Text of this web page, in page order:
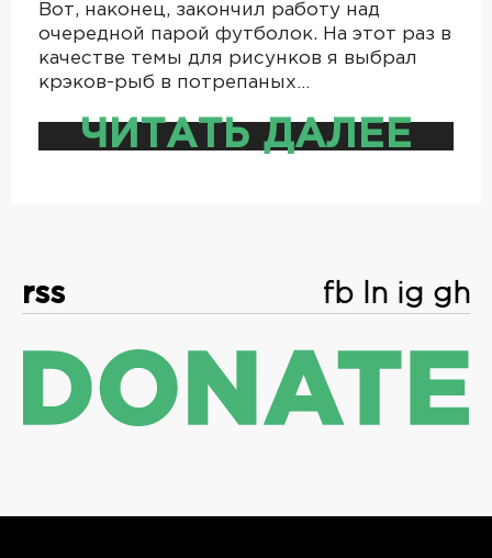
Вот, наконец, закончил работу над
очередной парой футболок. На этот раз в
качестве темы для рисунков я выбрал
крэков-рыб в потрепаных…
ЧИТАТЬ ДАЛЕЕ
rss fb ln ig gh